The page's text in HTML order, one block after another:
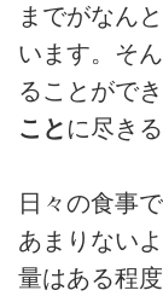
までがなん
います。そ
ることがで
こと に尽き
日々の食事
あまりない
量はある程